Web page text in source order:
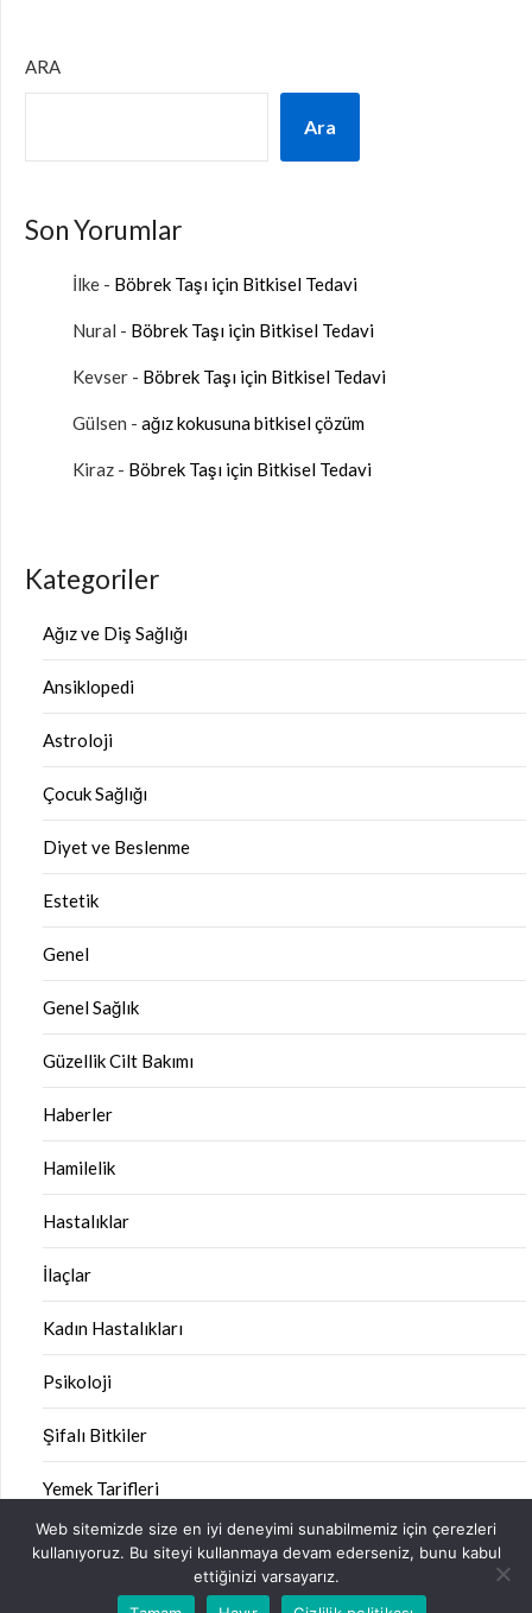
ARA
Ara
Son Yorumlar
İlke - Böbrek Taşı için Bitkisel Tedavi
Nural - Böbrek Taşı için Bitkisel Tedavi
Kevser - Böbrek Taşı için Bitkisel Tedavi
Gülsen - ağız kokusuna bitkisel çözüm
Kiraz - Böbrek Taşı için Bitkisel Tedavi
Kategoriler
Ağız ve Diş Sağlığı
Ansiklopedi
Astroloji
Çocuk Sağlığı
Diyet ve Beslenme
Estetik
Genel
Genel Sağlık
Güzellik Cilt Bakımı
Haberler
Hamilelik
Hastalıklar
İlaçlar
Kadın Hastalıkları
Psikoloji
Şifalı Bitkiler
Yemek Tarifleri
©2026 Sağlık Kitabı| Design:Newspaperly WordPress
Web sitemizde size en iyi deneyimi sunabilmemiz için çerezleri
kullanıyoruz. Bu siteyi kullanmaya devam ederseniz, bunu kabul
ettiğinizi varsayarız.